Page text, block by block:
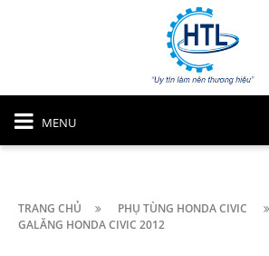
MENU
TRANG CHỦ
PHỤ TÙNG HONDA CIVIC
GALĂNG HONDA CIVIC 2012